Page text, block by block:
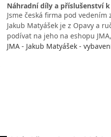
Náhradní díly a příslušenství
Jsme česká firma pod
Jakub Matyášek je z Opavy a
podívat na jeho na eshopu
JMA - Jakub Matyášek -